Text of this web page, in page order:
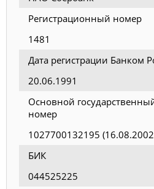
Регистрационный номер
1481
Дата регистрации Банком
20.06.1991
Основной
номер
1027700132195
БИК
044525225